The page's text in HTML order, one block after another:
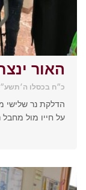
האור
כ״ח בכסלו ה׳תשע״ט (6 בדצמבר
הדלקת נר שלישי
על חייו מול מחבל